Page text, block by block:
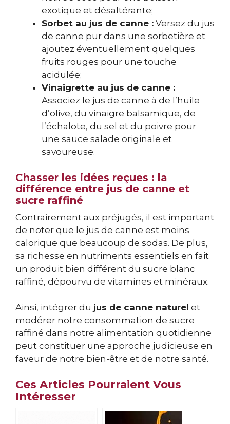
exotique et désaltérante;
Sorbet au jus de canne : Versez du jus
de canne pur dans une sorbetière et
ajoutez éventuellement quelques
fruits rouges pour une touche
acidulée;
Vinaigrette au jus de canne :
Associez le jus de canne à de l’huile
d’olive, du vinaigre balsamique, de
l’échalote, du sel et du poivre pour
une sauce salade originale et
savoureuse.
Chasser les idées reçues : la
différence entre jus de canne et
sucre raffiné
Contrairement aux préjugés, il est important
de noter que le jus de canne est moins
calorique que beaucoup de sodas. De plus,
sa richesse en nutriments essentiels en fait
un produit bien différent du sucre blanc
raffiné, dépourvu de vitamines et minéraux.
Ainsi, intégrer du jus de canne naturel et
modérer notre consommation de sucre
raffiné dans notre alimentation quotidienne
peut constituer une approche judicieuse en
faveur de notre bien-être et de notre santé.
Ces Articles Pourraient Vous
Intéresser